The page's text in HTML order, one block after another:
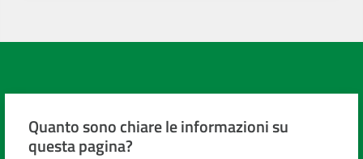
Quanto sono chiare le informazioni su
questa pagina?